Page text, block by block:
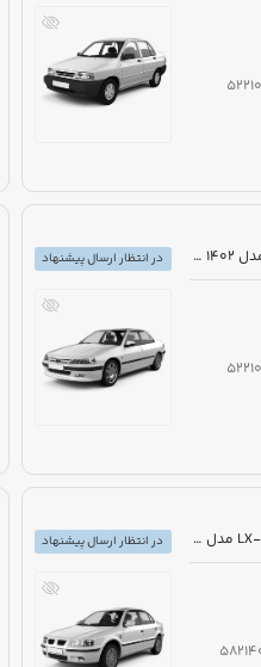
مزایده دولتی خودرو پژو پارس مدل 1402 رنگ سفید
در انتظار ارسال پیشنهاد
مزایده دولتی خودرو سمند LX-EF7 مدل 1396 رنگ سفید
در انتظار ارسال پیشنهاد